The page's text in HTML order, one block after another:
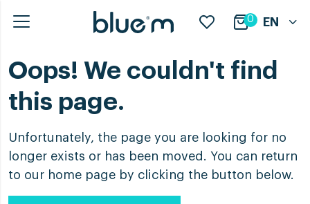
0 EN
Oops! We couldn't find
this page.
Unfortunately, the page you are looking for no
longer exists or has been moved. You can return
to our home page by clicking the button below.